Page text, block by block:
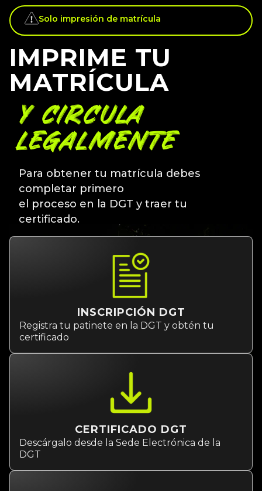
Solo impresión de matrícula
IMPRIME TU
MATRÍCULA
Y CIRCULA
LEGALMENTE
Para obtener tu matrícula debes
completar primero
el proceso en la DGT y traer tu
certificado.
INSCRIPCIÓN DGT
Registra tu patinete en la DGT y obtén tu
certificado
CERTIFICADO DGT
Descárgalo desde la Sede Electrónica de la
DGT